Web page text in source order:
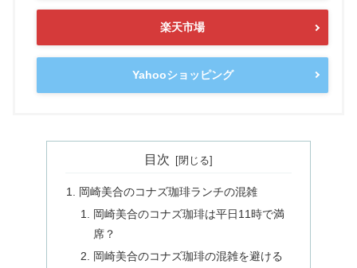
楽天市場
Yahooショッピング
目次
岡崎美合のコナズ珈琲ランチの混雑
岡崎美合のコナズ珈琲は平日11時で満
席？
岡崎美合のコナズ珈琲の混雑を避ける